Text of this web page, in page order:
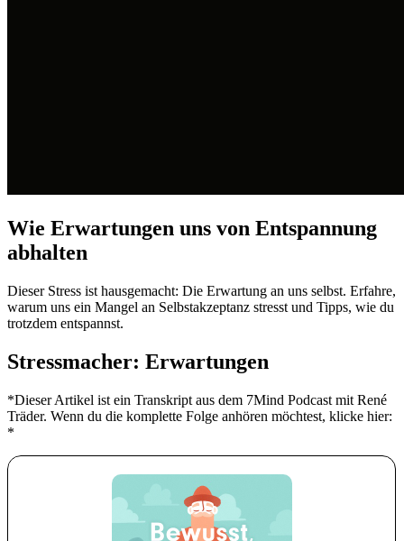
Wie Erwartungen uns von Entspannung
abhalten
Dieser Stress ist hausgemacht: Die Erwartung an uns selbst. Erfahre,
warum uns ein Mangel an Selbstakzeptanz stresst und Tipps, wie du
trotzdem entspannst.
Stressmacher: Erwartungen
*Dieser Artikel ist ein Transkript aus dem 7Mind Podcast mit René
Träder. Wenn du die komplette Folge anhören möchtest, klicke hier:
*